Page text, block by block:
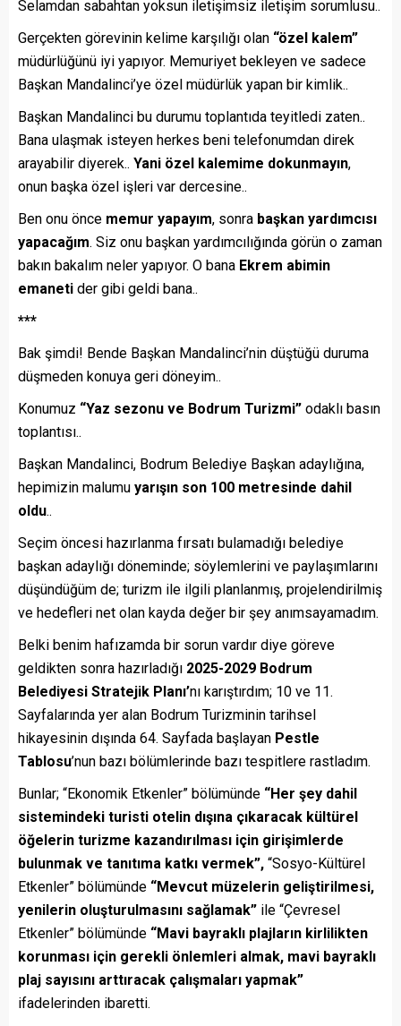
Selamdan sabahtan yoksun iletişimsiz iletişim sorumlusu..
Gerçekten görevinin kelime karşılığı olan “özel kalem”
müdürlüğünü iyi yapıyor. Memuriyet bekleyen ve sadece
Başkan Mandalinci’ye özel müdürlük yapan bir kimlik..
Başkan Mandalinci bu durumu toplantıda teyitledi zaten..
Bana ulaşmak isteyen herkes beni telefonumdan direk
arayabilir diyerek.. Yani özel kalemime dokunmayın,
onun başka özel işleri var dercesine..
Ben onu önce memur yapayım, sonra başkan yardımcısı
yapacağım. Siz onu başkan yardımcılığında görün o zaman
bakın bakalım neler yapıyor. O bana Ekrem abimin
emaneti der gibi geldi bana..
***
Bak şimdi! Bende Başkan Mandalinci’nin düştüğü duruma
düşmeden konuya geri döneyim..
Konumuz “Yaz sezonu ve Bodrum Turizmi” odaklı basın
toplantısı..
Başkan Mandalinci, Bodrum Belediye Başkan adaylığına,
hepimizin malumu yarışın son 100 metresinde dahil
oldu..
Seçim öncesi hazırlanma fırsatı bulamadığı belediye
başkan adaylığı döneminde; söylemlerini ve paylaşımlarını
düşündüğüm de; turizm ile ilgili planlanmış, projelendirilmiş
ve hedefleri net olan kayda değer bir şey anımsayamadım.
Belki benim hafızamda bir sorun vardır diye göreve
geldikten sonra hazırladığı 2025-2029 Bodrum
Belediyesi Stratejik Planı’nı karıştırdım; 10 ve 11.
Sayfalarında yer alan Bodrum Turizminin tarihsel
hikayesinin dışında 64. Sayfada başlayan Pestle
Tablosu’nun bazı bölümlerinde bazı tespitlere rastladım.
Bunlar; “Ekonomik Etkenler” bölümünde “Her şey dahil
sistemindeki turisti otelin dışına çıkaracak kültürel
öğelerin turizme kazandırılması için girişimlerde
bulunmak ve tanıtıma katkı vermek”, “Sosyo-Kültürel
Etkenler” bölümünde “Mevcut müzelerin geliştirilmesi,
yenilerin oluşturulmasını sağlamak” ile “Çevresel
Etkenler” bölümünde “Mavi bayraklı plajların kirlilikten
korunması için gerekli önlemleri almak, mavi bayraklı
plaj sayısını arttıracak çalışmaları yapmak”
ifadelerinden ibaretti.